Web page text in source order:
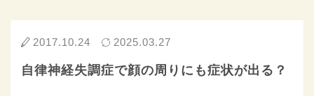
2017.10.24 2025.03.27
自律神経失調症で顔の周りにも症状が出る？